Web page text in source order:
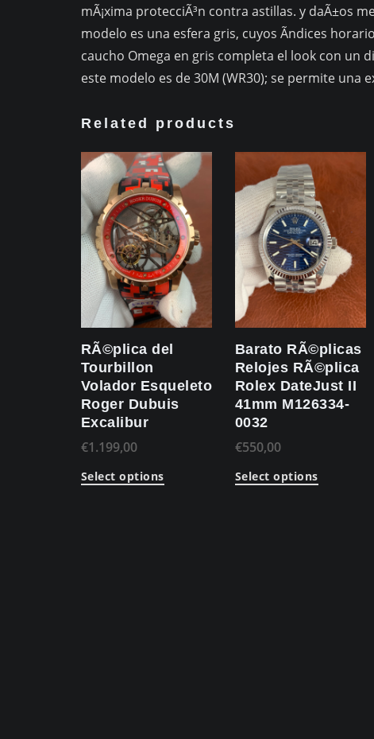
mÃ¡xima protecciÃ³n contra astillas. y daÃ±os
modelo es una esfera gris, cuyos Ã­ndices
caucho Omega en gris completa el look con un
este modelo es de 30M (WR30); se permite una
Related products
RÃ©plica del
Tourbillon
Volador Esqueleto
Roger Dubuis
Excalibur
€1.199,00
Select options
Barato RÃ©plicas
Relojes RÃ©plica
Rolex DateJust II
41mm M126334-
0032
€550,00
Select options